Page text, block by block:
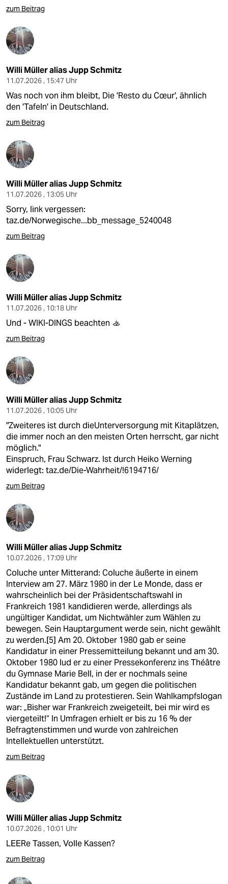
zum Beitrag
Willi Müller alias Jupp Schmitz
11.07.2026 , 15:47 Uhr
Was noch von ihm bleibt, Die 'Resto du Cœur', ähnlich
den 'Tafeln' in Deutschland.
zum Beitrag
Willi Müller alias Jupp Schmitz
11.07.2026 , 13:05 Uhr
Sorry, link vergessen:
taz.de/Norwegische...bb_message_5240048
zum Beitrag
Willi Müller alias Jupp Schmitz
11.07.2026 , 10:18 Uhr
Und - WIKI-DINGS beachten 🚣
zum Beitrag
Willi Müller alias Jupp Schmitz
11.07.2026 , 10:05 Uhr
"Zweiteres ist durch dieUnterversorgung mit Kitaplätzen,
die immer noch an den meisten Orten herrscht, gar nicht
möglich."
Einspruch, Frau Schwarz. Ist durch Heiko Werning
widerlegt: taz.de/Die-Wahrheit/!6194716/
zum Beitrag
Willi Müller alias Jupp Schmitz
10.07.2026 , 17:09 Uhr
Coluche unter Mitterand: Coluche äußerte in einem
Interview am 27. März 1980 in der Le Monde, dass er
wahrscheinlich bei der Präsidentschaftswahl in
Frankreich 1981 kandidieren werde, allerdings als
ungültiger Kandidat, um Nichtwähler zum Wählen zu
bewegen. Sein Hauptargument werde sein, nicht gewählt
zu werden.[5] Am 20. Oktober 1980 gab er seine
Kandidatur in einer Pressemitteilung bekannt und am 30.
Oktober 1980 lud er zu einer Pressekonferenz ins Théâtre
du Gymnase Marie Bell, in der er nochmals seine
Kandidatur bekannt gab, um gegen die politischen
Zustände im Land zu protestieren. Sein Wahlkampfslogan
war: „Bisher war Frankreich zweigeteilt, bei mir wird es
viergeteilt!“ In Umfragen erhielt er bis zu 16 % der
Befragtenstimmen und wurde von zahlreichen
Intellektuellen unterstützt.
zum Beitrag
Willi Müller alias Jupp Schmitz
10.07.2026 , 10:01 Uhr
LEERe Tassen, Volle Kassen?
zum Beitrag